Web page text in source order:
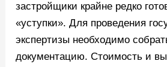
застройщики крайне редко
«уступки». Для проведения
экспертизы необходимо
документацию. Стоимость и